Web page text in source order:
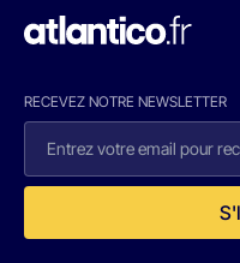
RECEVEZ NOTRE NEWSLETTER